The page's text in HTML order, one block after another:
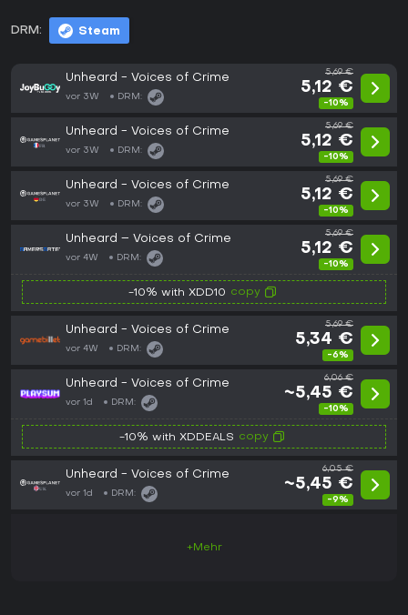
DRM: Steam
Unheard - Voices of Crime
vor 3W DRM:
5,69 €
5,12 €
-10%
Unheard - Voices of Crime
vor 3W DRM:
5,69 €
5,12 €
-10%
Unheard - Voices of Crime
vor 3W DRM:
5,69 €
5,12 €
-10%
Unheard – Voices of Crime
vor 4W DRM:
5,69 €
5,12 €
-10%
-10% with XDD10 copy
Unheard - Voices of Crime
vor 4W DRM:
5,69 €
5,34 €
-6%
Unheard - Voices of Crime
vor 1d DRM:
6,06 €
~5,45 €
-10%
-10% with XDDEALS copy
Unheard - Voices of Crime
vor 1d DRM:
6,05 €
~5,45 €
-9%
+Mehr